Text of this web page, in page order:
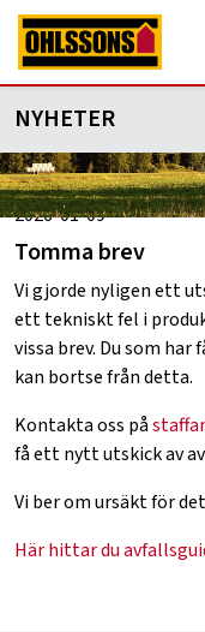
NYHETER
2026-01-09
Tomma brev
Vi gjorde nyligen ett
ett tekniskt fel i
vissa brev. Du som
kan bortse från detta.
Kontakta oss på
få ett nytt utskick av
Vi ber om ursäkt för
Här hittar du